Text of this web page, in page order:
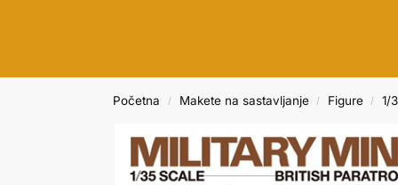
Početna / Makete na sastavljanje / Figure / 1/